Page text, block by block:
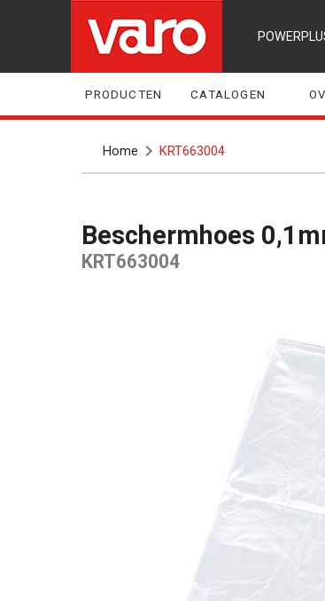
PRODUCTEN CATALOGEN
Home KRT663004
Beschermhoes
KRT663004